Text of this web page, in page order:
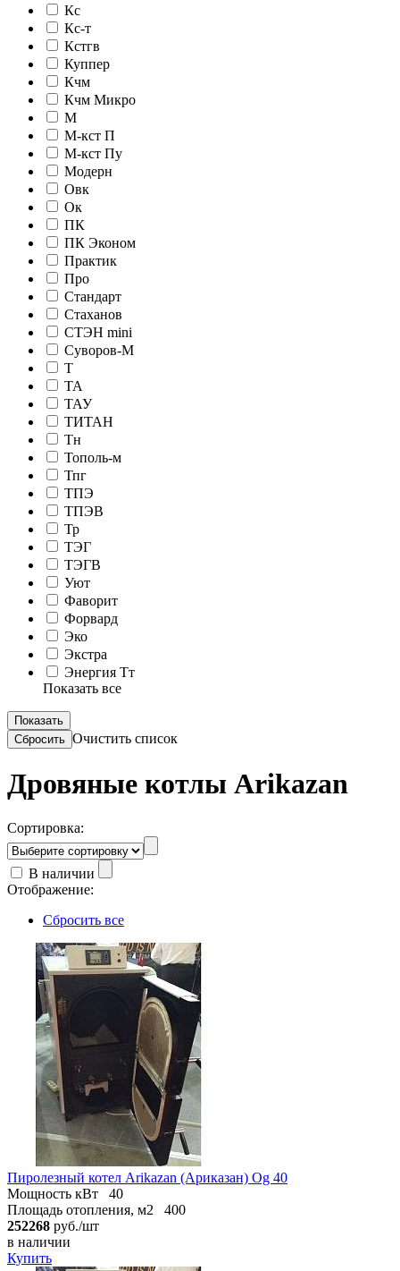
Кс
Кс-т
Кстгв
Куппер
Кчм
Кчм Микро
М
М-кст П
М-кст Пу
Модерн
Овк
Ок
ПК
ПК Эконом
Практик
Про
Стандарт
Стаханов
СТЭН mini
Суворов-М
Т
ТА
ТАУ
ТИТАН
Тн
Тополь-м
Тпг
ТПЭ
ТПЭВ
Тр
ТЭГ
ТЭГВ
Уют
Фаворит
Форвард
Эко
Экстра
Энергия Тт
Показать все
Очистить список
Дровяные котлы Arikazan
Сортировка:
В наличии
Отображение:
Сбросить все
Пиролезный котел Arikazan (Ариказан) Og 40
Мощность кВт
40
Площадь отопления, м2
400
252268 руб./шт
в наличии
Купить